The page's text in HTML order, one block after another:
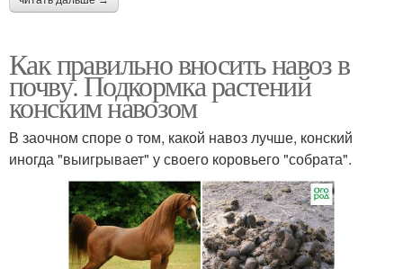
Как правильно вносить навоз в
почву. Подкормка растений
конским навозом
В заочном споре о том, какой навоз лучше, конский
иногда "выигрывает" у своего коровьего "собрата".